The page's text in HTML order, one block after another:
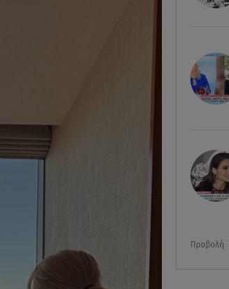
Προβολή